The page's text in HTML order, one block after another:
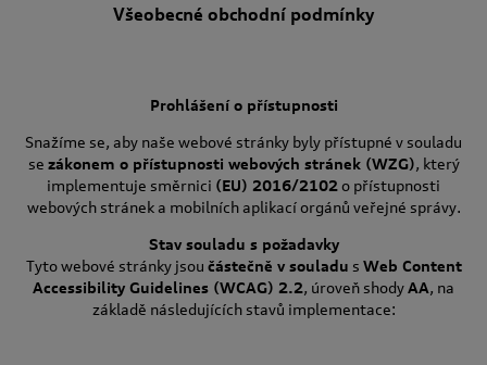
Všeobecné obchodní podmínky
Prohlášení o přístupnosti
Snažíme se, aby naše webové stránky byly přístupné v souladu
se zákonem o přístupnosti webových stránek (WZG), který
implementuje směrnici (EU) 2016/2102o přístupnosti
webových stránek a mobilních aplikací orgánů veřejné správy.
Stav souladu s požadavky
Tyto webové stránky jsou částečně v souladu s Web Content
Accessibility Guidelines (WCAG) 2.2, úroveň shodyAA, na
základě následujících stavů implementace: